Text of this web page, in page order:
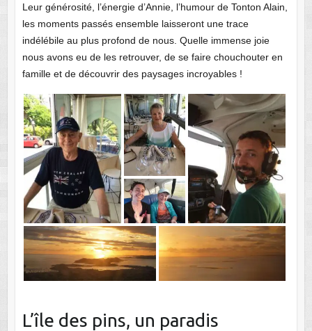
Leur générosité, l’énergie d’Annie, l’humour de Tonton Alain,
les moments passés ensemble laisseront une trace
indélébile au plus profond de nous. Quelle immense joie
nous avons eu de les retrouver, de se faire chouchouter en
famille et de découvrir des paysages incroyables !
L’île des pins, un paradis